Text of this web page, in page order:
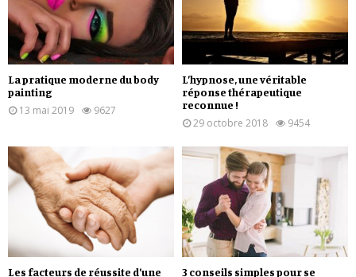
La pratique moderne du body
painting
13 mai 2019
9627
L’hypnose, une véritable
réponse thérapeutique
reconnue !
29 octobre 2018
9454
Les facteurs de réussite d’une
3 conseils simples pour se